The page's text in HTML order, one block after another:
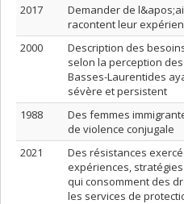
2017
Demander de
racontent leur
2000
Description des
selon la perception
Basses-Laurentides
sévère et persistent
1988
Des femmes
de violence conjugale
2021
Des résistances
expériences,
qui consomment des
les services de